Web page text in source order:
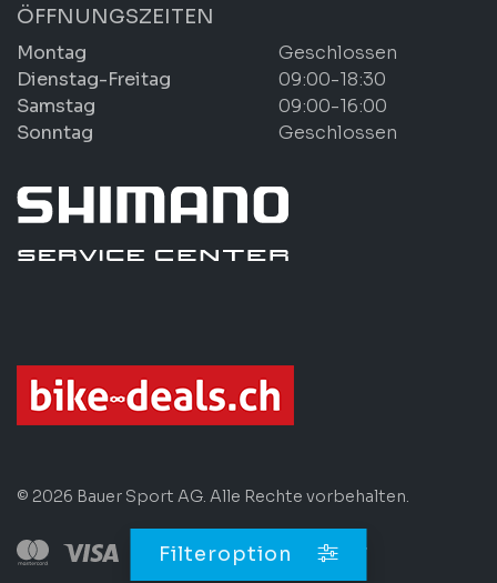
ÖFFNUNGSZEITEN
Montag
Geschlossen
Dienstag-Freitag
09:00-18:30
Samstag
09:00-16:00
Sonntag
Geschlossen
© 2026 Bauer Sport AG. Alle Rechte vorbehalten.
Filteroption